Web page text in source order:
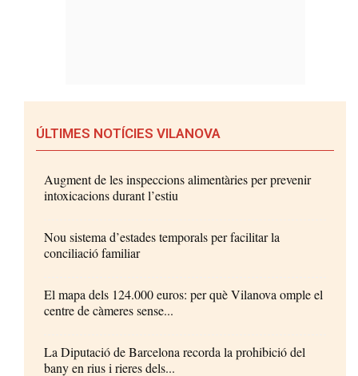
ÚLTIMES NOTÍCIES VILANOVA
Augment de les inspeccions alimentàries per prevenir
intoxicacions durant l’estiu
Nou sistema d’estades temporals per facilitar la
conciliació familiar
El mapa dels 124.000 euros: per què Vilanova omple el
centre de càmeres sense...
La Diputació de Barcelona recorda la prohibició del
bany en rius i rieres dels...